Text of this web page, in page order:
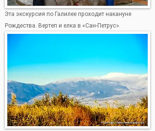
Эта экскурсия по Галилее проходит накануне
Рождества. Вертеп и елка в «Сан-Петрус».